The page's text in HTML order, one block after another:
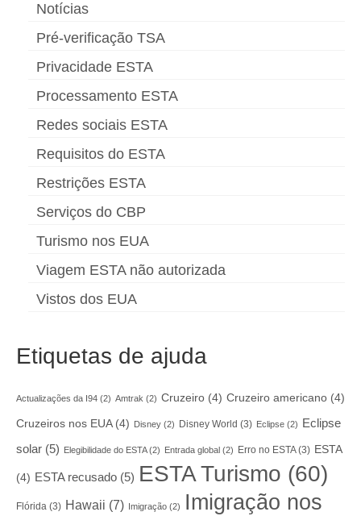
Notícias
Pré-verificação TSA
Privacidade ESTA
Processamento ESTA
Redes sociais ESTA
Requisitos do ESTA
Restrições ESTA
Serviços do CBP
Turismo nos EUA
Viagem ESTA não autorizada
Vistos dos EUA
Etiquetas de ajuda
Actualizações da I94 (2) Amtrak (2) Cruzeiro (4) Cruzeiro americano (4)
Cruzeiros nos EUA(4) Disney (2) Disney World (3) Eclipse (2)
Eclipse
solar (5) Elegibilidade do ESTA(2) Entrada global (2) Erro no ESTA(3) ESTA
(4) ESTA recusado (5) ESTA Turismo (60)
Flórida (3) Hawaii (7) Imigração (2)
Imigração nos